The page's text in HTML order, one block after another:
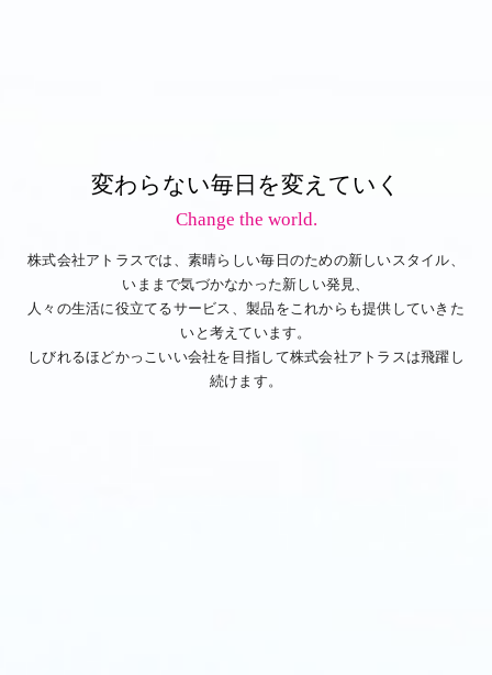
変わらない毎日を変えていく
Change the world.
株式会社アトラスでは、素晴らしい毎日のための新しいスタイル、
いままで気づかなかった新しい発見、
人々の生活に役立てるサービス、製品をこれからも提供していきた
いと考えています。
しびれるほどかっこいい会社を目指して株式会社アトラスは飛躍し
続けます。